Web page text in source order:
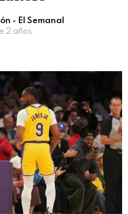
- El Semanal
2 años